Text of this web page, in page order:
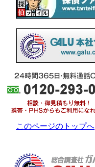
このページのトップへ